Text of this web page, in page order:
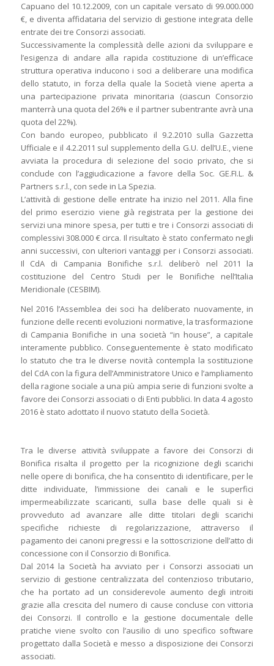
Capuano del 10.12.2009, con un capitale versato di 99.000.000
€, e diventa affidataria del servizio di gestione integrata delle
entrate dei tre Consorzi associati.
Successivamente la complessità delle azioni da sviluppare e
l’esigenza di andare alla rapida costituzione di un’efficace
struttura operativa inducono i soci a deliberare una modifica
dello statuto, in forza della quale la Società viene aperta a
una partecipazione privata minoritaria (ciascun Consorzio
manterrà una quota del 26% e il partner subentrante avrà una
quota del 22%).
Con bando europeo, pubblicato il 9.2.2010 sulla Gazzetta
Ufficiale e il 4.2.2011 sul supplemento della G.U. dell’U.E., viene
avviata la procedura di selezione del socio privato, che si
conclude con l’aggiudicazione a favore della Soc. GE.FI.L. &
Partners s.r.l., con sede in La Spezia.
L’attività di gestione delle entrate ha inizio nel 2011. Alla fine
del primo esercizio viene già registrata per la gestione dei
servizi una minore spesa, per tutti e tre i Consorzi associati di
complessivi 308.000 € circa. Il risultato è stato confermato negli
anni successivi, con ulteriori vantaggi per i Consorzi associati.
Il CdA di Campania Bonifiche s.r.l. deliberò nel 2011 la
costituzione del Centro Studi per le Bonifiche nell’Italia
Meridionale (CESBIM).
Nel 2016 l’Assemblea dei soci ha deliberato nuovamente, in
funzione delle recenti evoluzioni normative, la trasformazione
di Campania Bonifiche in una società “in house”, a capitale
interamente pubblico. Conseguentemente è stato modificato
lo statuto che tra le diverse novità contempla la sostituzione
del CdA con la figura dell’Amministratore Unico e l’ampliamento
della ragione sociale a una più ampia serie di funzioni svolte a
favore dei Consorzi associati o di Enti pubblici. In data 4 agosto
2016 è stato adottato il nuovo statuto della Società.
Tra le diverse attività sviluppate a favore dei Consorzi di
Bonifica risalta il progetto per la ricognizione degli scarichi
nelle opere di bonifica, che ha consentito di identificare, per le
ditte individuate, l’immissione dei canali e le superfici
impermeabilizzate scaricanti, sulla base delle quali si è
provveduto ad avanzare alle ditte titolari degli scarichi
specifiche richieste di regolarizzazione, attraverso il
pagamento dei canoni pregressi e la sottoscrizione dell’atto di
concessione con il Consorzio di Bonifica.
Dal 2014 la Società ha avviato per i Consorzi associati un
servizio di gestione centralizzata del contenzioso tributario,
che ha portato ad un considerevole aumento degli introiti
grazie alla crescita del numero di cause concluse con vittoria
dei Consorzi. Il controllo e la gestione documentale delle
pratiche viene svolto con l’ausilio di uno specifico software
progettato dalla Società e messo a disposizione dei Consorzi
associati.